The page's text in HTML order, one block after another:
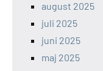
august 2025
juli 2025
juni 2025
maj 2025